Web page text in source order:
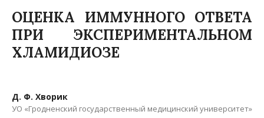
ОЦЕНКА ИММУННОГО ОТВЕТА
ПРИ ЭКСПЕРИМЕНТАЛЬНОМ
ХЛАМИДИОЗЕ
Д. Ф. Хворик
УО «Гродненский государственный медицинский университет»